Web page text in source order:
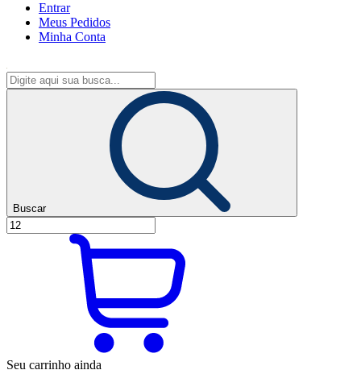
Entrar
Meus Pedidos
Minha Conta
Buscar
Seu carrinho ainda